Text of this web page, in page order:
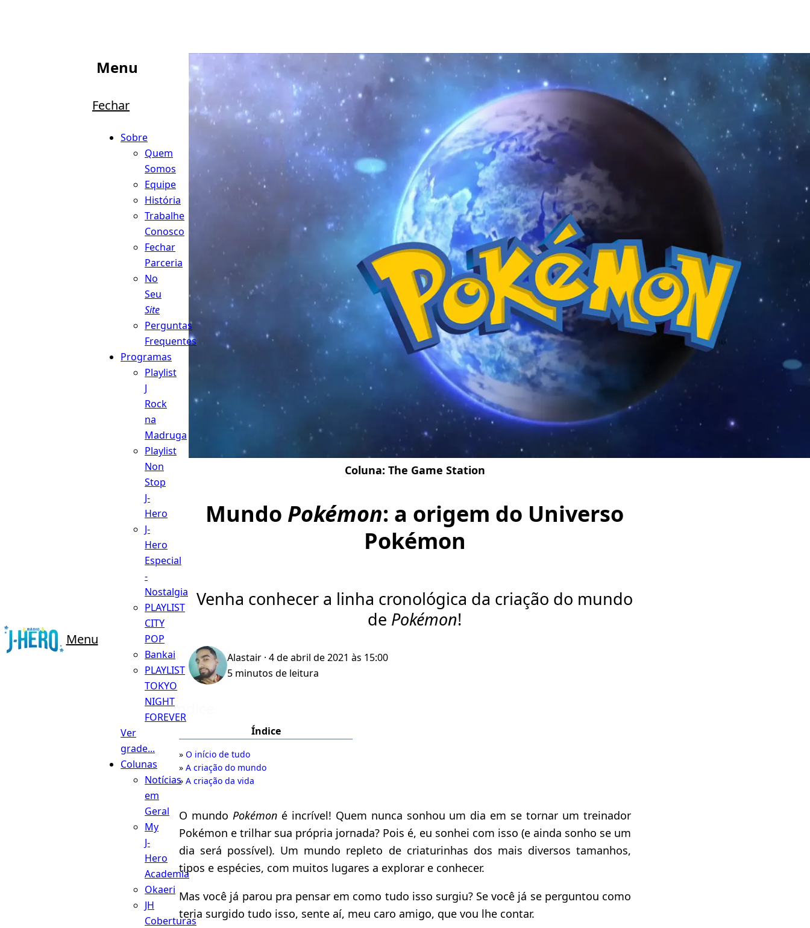
Menu
Menu
Fechar
Sobre
Quem
Somos
Equipe
História
Trabalhe
Conosco
Fechar
Parceria
No
Seu
Site
Perguntas
Frequentes
Programas
Playlist
J
Rock
na
Madruga
Playlist
Non
Stop
J-
Hero
J-
Hero
Especial
-
Nostalgia
PLAYLIST
CITY
POP
Bankai
PLAYLIST
TOKYO
NIGHT
FOREVER
Ver
grade...
Colunas
Notícias
em
Geral
My
J-
Hero
Academia
Okaeri
JH
Coberturas
Coluna: The Game Station
Mundo Pokémon: a origem do Universo
Pokémon
Venha conhecer a linha cronológica da criação do mundo
de Pokémon!
Alastair · 4 de abril de 2021 às 15:00
5 minutos de leitura
Índice
Índice
O início de tudo
A criação do mundo
A criação da vida
O mundo Pokémoné incrível! Quem nunca sonhou um dia em se tornar um treinador
Pokémon e trilhar sua própria jornada? Pois é, eu sonhei com isso (e ainda sonho se um
dia será possível). Um mundo repleto de criaturinhas dos mais diversos tamanhos,
tipos e espécies, com muitos lugares a explorar e conhecer.
Mas você já parou pra pensar em como tudo isso surgiu? Se você já se perguntou como
teria surgido tudo isso, sente aí, meu caro amigo, que vou lhe contar.